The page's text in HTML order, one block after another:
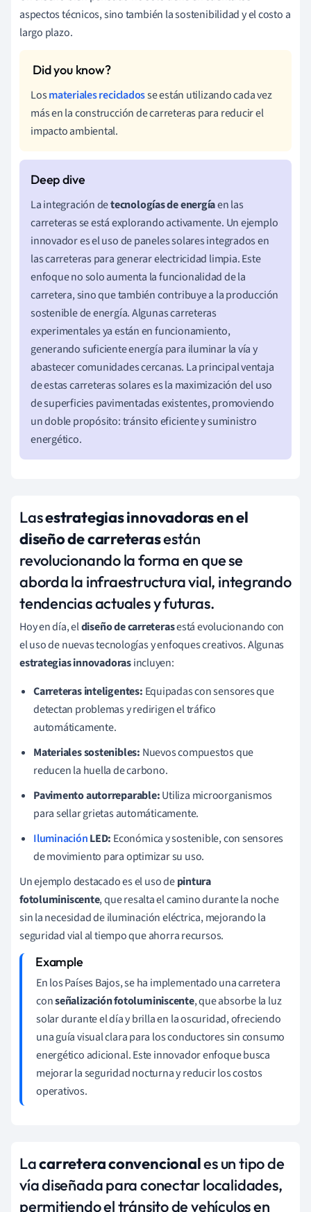
aspectos técnicos, sino también la sostenibilidad y el costo a
largo plazo.
Losmateriales recicladosse están utilizando cada vez
más en la construcción de carreteras para reducir el
impacto ambiental.
La integración detecnologías de energíaen las
carreteras se está explorando activamente. Un ejemplo
innovador es el uso de paneles solares integrados en
las carreteras para generar electricidad limpia. Este
enfoque no solo aumenta la funcionalidad de la
carretera, sino que también contribuye a la producción
sostenible de energía. Algunas carreteras
experimentales ya están en funcionamiento,
generando suficiente energía para iluminar la vía y
abastecer comunidades cercanas. La principal ventaja
de estas carreteras solares es la maximización del uso
de superficies pavimentadas existentes, promoviendo
un doble propósito: tránsito eficiente y suministro
energético.
Lasestrategias innovadoras en el
diseño de carreterasestán
revolucionando la forma en que se
aborda la infraestructura vial, integrando
tendencias actuales y futuras.
Hoy en día, eldiseño de carreterasestá evolucionando con
el uso de nuevas tecnologías y enfoques creativos. Algunas
estrategias innovadorasincluyen:
Carreteras inteligentes: Equipadas con sensores que
detectan problemas y redirigen el tráfico
automáticamente.
Materiales sostenibles: Nuevos compuestos que
reducen la huella de carbono.
Pavimento autorreparable:Utiliza microorganismos
para sellar grietas automáticamente.
IluminaciónLED: Económica y sostenible, con sensores
de movimiento para optimizar su uso.
Un ejemplo destacado es el uso depintura
fotoluminiscente, que resalta el camino durante la noche
sin la necesidad de iluminación eléctrica, mejorando la
seguridad vial al tiempo que ahorra recursos.
En los Países Bajos, se ha implementado una carretera
conseñalización fotoluminiscente, que absorbe la luz
solar durante el día y brilla en la oscuridad, ofreciendo
una guía visual clara para los conductores sin consumo
energético adicional. Este innovador enfoque busca
mejorar la seguridad nocturna y reducir los costos
operativos.
Lacarretera convencionales un tipo de
vía diseñada para conectar localidades,
permitiendo el tránsito de vehículos en